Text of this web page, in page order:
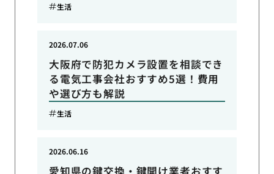
生活
大阪府で防犯カメラ設置を相談でき
る電気工事会社おすすめ5選！費用
や選び方も解説
2026.07.06
生活
愛知県の鍵交換・鍵開け業者おすす
2026.06.16